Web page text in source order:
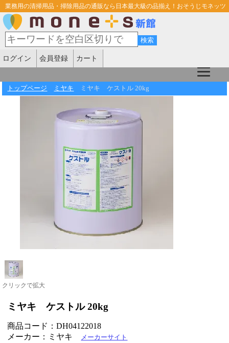
業務用の清掃用品・掃除用品の通販なら日本最大級の品揃え！おそうじモネッツ
ログイン 会員登録 カート
トップページ ミヤキ ミヤキ ケストル 20kg
クリックで拡大
ミヤキ ケストル 20kg
商品コード：DH04122018
メーカー：ミヤキ
メーカーサイト